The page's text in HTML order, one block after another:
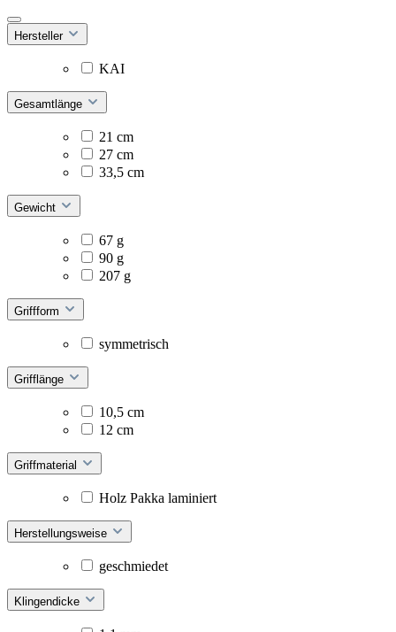
Hersteller
KAI
Gesamtlänge
21 cm
27 cm
33,5 cm
Gewicht
67 g
90 g
207 g
Griffform
symmetrisch
Grifflänge
10,5 cm
12 cm
Griffmaterial
Holz Pakka laminiert
Herstellungsweise
geschmiedet
Klingendicke